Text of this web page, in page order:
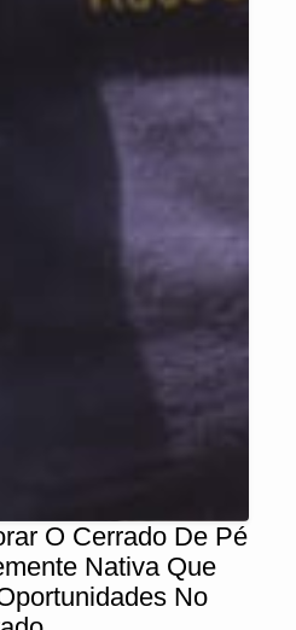
O Cerrado De Pé
Nativa Que
No